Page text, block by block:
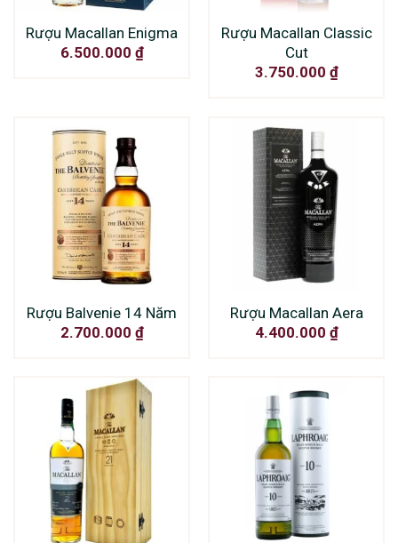
Rượu Macallan Enigma
6.500.000 ₫
Rượu Macallan Classic
Cut
3.750.000 ₫
Rượu Balvenie 14 Năm
2.700.000 ₫
Rượu Macallan Aera
4.400.000 ₫